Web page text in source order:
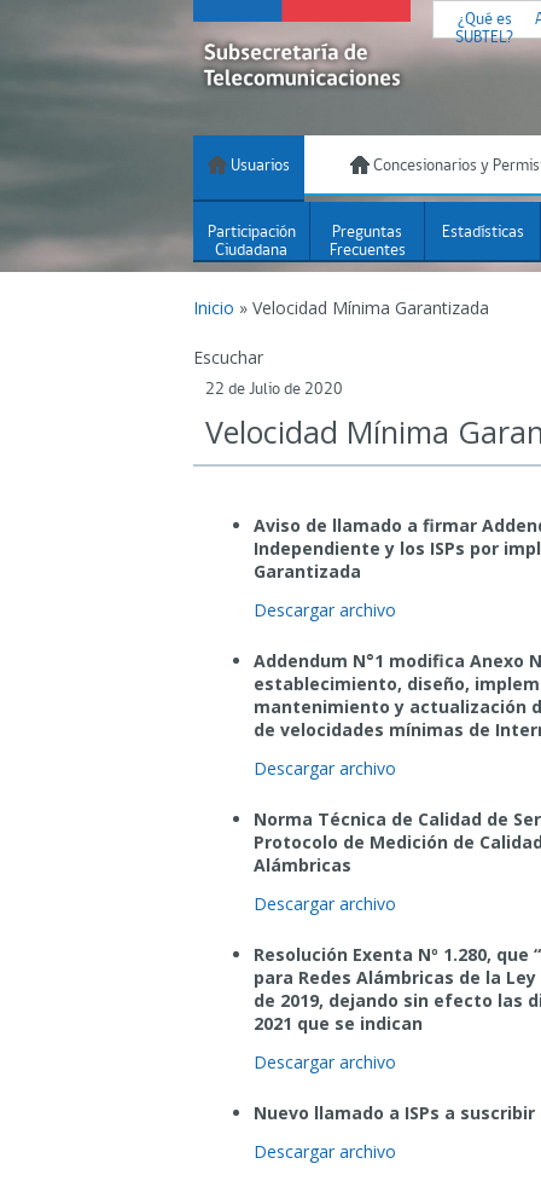
¿Qué es
SUBTEL?
Usuarios Concesionarios y
Participación
Ciudadana
Preguntas
Frecuentes
Estadísticas
Inicio » Velocidad Mínima Garantizada
Escuchar
22 de Julio de 2020
Velocidad Mínima
Aviso de llamado a firmar
Independiente y los ISPs por
Garantizada
Descargar archivo
Addendum N°1 modifica Anexo
establecimiento, diseño,
mantenimiento y actualización
de velocidades mínimas de
Descargar archivo
Norma Técnica de Calidad de
Protocolo de Medición de
Alámbricas
Descargar archivo
Resolución Exenta Nº 1.280,
para Redes Alámbricas de la
de 2019, dejando sin efecto las
2021 que se indican
Descargar archivo
Nuevo llamado a ISPs a
Descargar archivo